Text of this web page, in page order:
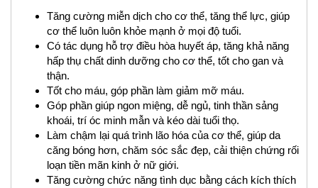
Tăng cường miễn dịch cho cơ thể, tăng thể lực, giúp
cơ thể luôn luôn khỏe mạnh ở mọi độ tuổi.
Có tác dụng hỗ trợ điều hòa huyết áp, tăng khả năng
hấp thụ chất dinh dưỡng cho cơ thể, tốt cho gan và
thận.
Tốt cho máu, góp phần làm giảm mỡ máu.
Góp phần giúp ngon miệng, dễ ngủ, tinh thần sảng
khoái, trí óc minh mẫn và kéo dài tuổi thọ.
Làm chậm lại quá trình lão hóa của cơ thể, giúp da
căng bóng hơn, chăm sóc sắc đẹp, cải thiện chứng rối
loạn tiền mãn kinh ở nữ giới.
Tăng cường chức năng tình dục bằng cách kích thích